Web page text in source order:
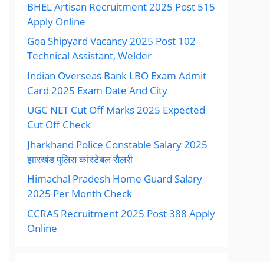
BHEL Artisan Recruitment 2025 Post 515
Apply Online
Goa Shipyard Vacancy 2025 Post 102
Technical Assistant, Welder
Indian Overseas Bank LBO Exam Admit
Card 2025 Exam Date And City
UGC NET Cut Off Marks 2025 Expected
Cut Off Check
Jharkhand Police Constable Salary 2025
झारखंड पुलिस कांस्टेबल सैलरी
Himachal Pradesh Home Guard Salary
2025 Per Month Check
CCRAS Recruitment 2025 Post 388 Apply
Online